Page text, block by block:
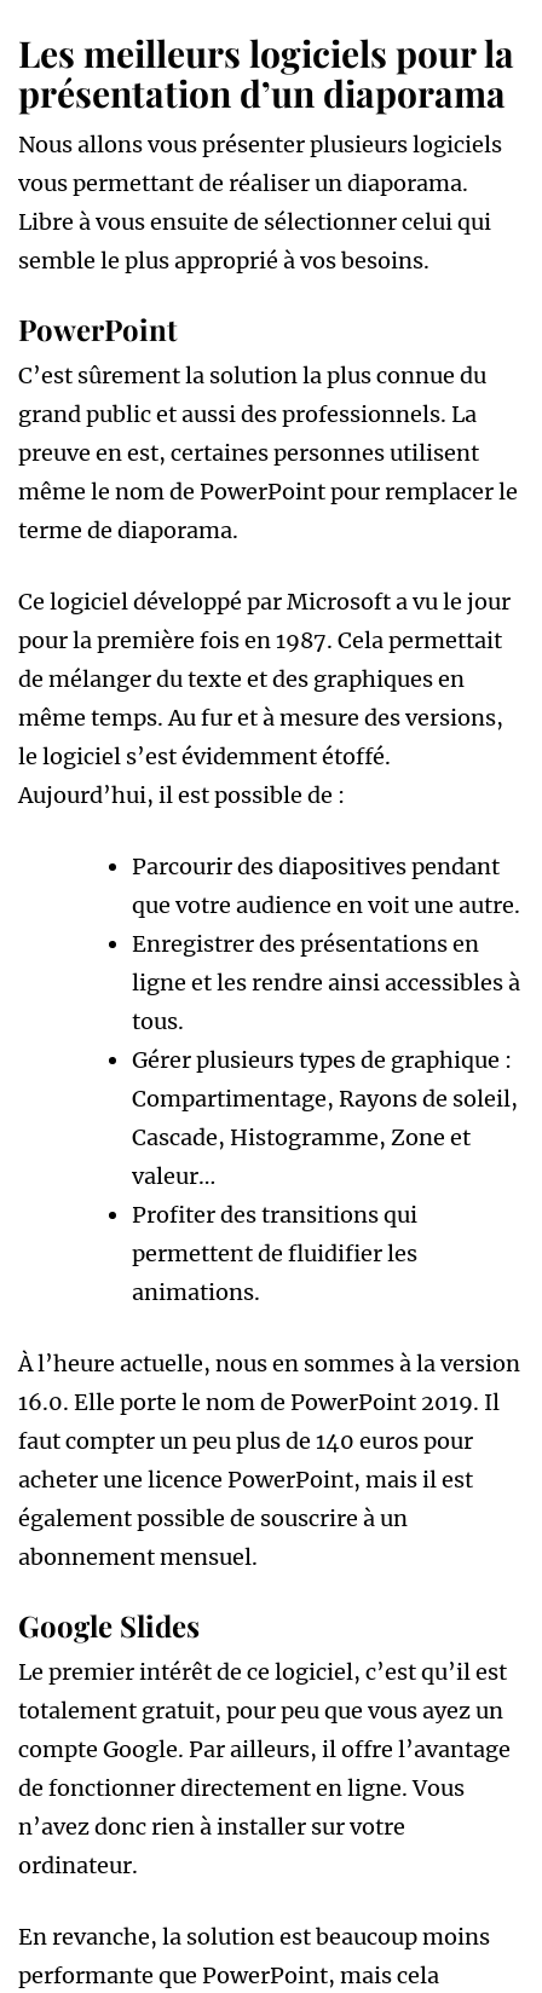
Les meilleurs logiciels pour la
présentation d’un diaporama
Nous allons vous présenter plusieurs logiciels
vous permettant de réaliser un diaporama.
Libre à vous ensuite de sélectionner celui qui
semble le plus approprié à vos besoins.
PowerPoint
C’est sûrement la solution la plus connue du
grand public et aussi des professionnels. La
preuve en est, certaines personnes utilisent
même le nom de PowerPoint pour remplacer le
terme de diaporama.
Ce logiciel développé par Microsoft a vu le jour
pour la première fois en 1987. Cela permettait
de mélanger du texte et des graphiques en
même temps. Au fur et à mesure des versions,
le logiciel s’est évidemment étoffé.
Aujourd’hui, il est possible de :
Parcourir des diapositives pendant
que votre audience en voit une autre.
Enregistrer des présentations en
ligne et les rendre ainsi accessibles à
tous.
Gérer plusieurs types de graphique :
Compartimentage, Rayons de soleil,
Cascade, Histogramme, Zone et
valeur…
Profiter des transitions qui
permettent de fluidifier les
animations.
À l’heure actuelle, nous en sommes à la version
16.0. Elle porte le nom de PowerPoint 2019. Il
faut compter un peu plus de 140 euros pour
acheter une licence PowerPoint, mais il est
également possible de souscrire à un
abonnement mensuel.
Google Slides
Le premier intérêt de ce logiciel, c’est qu’il est
totalement gratuit, pour peu que vous ayez un
compte Google. Par ailleurs, il offre l’avantage
de fonctionner directement en ligne. Vous
n’avez donc rien à installer sur votre
ordinateur.
En revanche, la solution est beaucoup moins
performante que PowerPoint, mais cela